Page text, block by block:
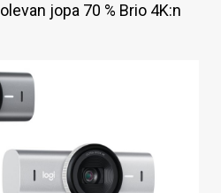
jopa 70 % Brio 4K:n